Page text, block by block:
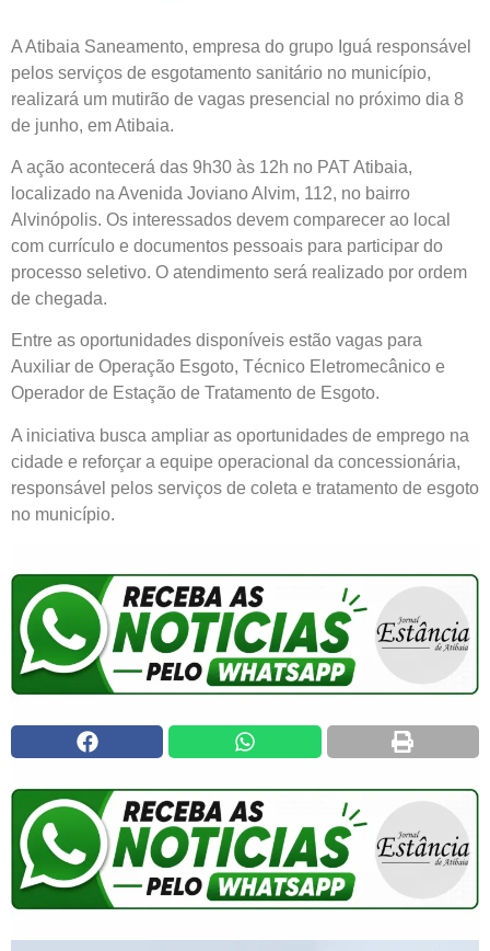
A Atibaia Saneamento, empresa do grupo Iguá responsável
pelos serviços de esgotamento sanitário no município,
realizará um mutirão de vagas presencial no próximo dia 8
de junho, em Atibaia.
A ação acontecerá das 9h30 às 12h no PAT Atibaia,
localizado na Avenida Joviano Alvim, 112, no bairro
Alvinópolis. Os interessados devem comparecer ao local
com currículo e documentos pessoais para participar do
processo seletivo. O atendimento será realizado por ordem
de chegada.
Entre as oportunidades disponíveis estão vagas para
Auxiliar de Operação Esgoto, Técnico Eletromecânico e
Operador de Estação de Tratamento de Esgoto.
A iniciativa busca ampliar as oportunidades de emprego na
cidade e reforçar a equipe operacional da concessionária,
responsável pelos serviços de coleta e tratamento de esgoto
no município.